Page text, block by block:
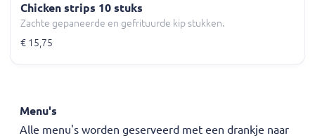
Chicken strips 10 stuks
Zachte gepaneerde en gefrituurde kip stukken.
€ 15,75
Menu's
Alle menu's worden geserveerd met een drankje naar